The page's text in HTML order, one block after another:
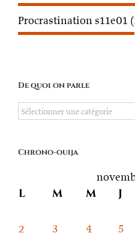
Procrastination s11e01
De quoi on parle
De
parle
Chrono-ouija
L M M J
2
3 4 5